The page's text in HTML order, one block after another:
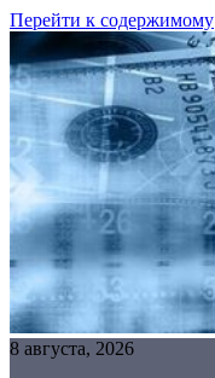
Перейти к содержимому
8 августа, 2026